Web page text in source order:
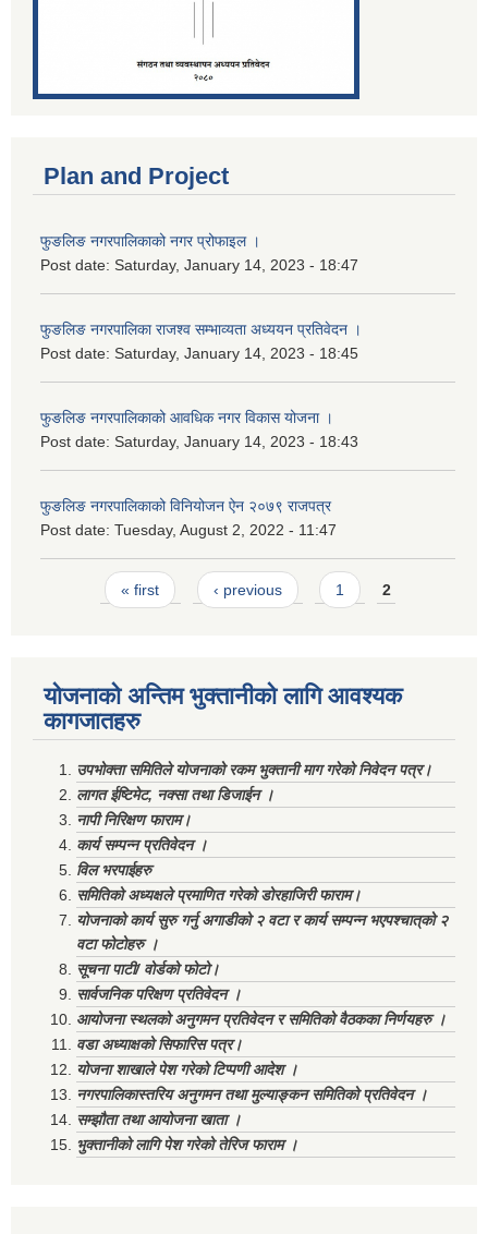
Plan and Project
फुङलिङ नगरपालिकाको नगर प्रोफाइल ।
Post date: Saturday, January 14, 2023 - 18:47
फुङलिङ नगरपालिका राजश्व सम्भाव्यता अध्ययन प्रतिवेदन ।
Post date: Saturday, January 14, 2023 - 18:45
फुङलिङ नगरपालिकाको आवधिक नगर विकास योजना ।
Post date: Saturday, January 14, 2023 - 18:43
फुङलिङ नगरपालिकाको विनियोजन ऐन २०७९ राजपत्र
Post date: Tuesday, August 2, 2022 - 11:47
Pages« first ‹ previous 1 2
योजनाको अन्तिम भुक्तानीको लागि आवश्यक
कागजातहरु
उपभोक्ता समितिले योजनाको रकम भुक्तानी माग गरेको निवेदन पत्र।
लागत ईष्टिमेट, नक्सा तथा डिजाईन ।
नापी निरिक्षण फाराम।
कार्य सम्पन्न प्रतिवेदन ।
विल भरपाईहरु
समितिको अध्यक्षले प्रमाणित गरेको डोरहाजिरी फाराम।
योजनाको कार्य सुरु गर्नु अगाडीको २ वटा र कार्य सम्पन्न भएपश्चात्‌को २
वटा फोटोहरु ।
सूचना पाटी/ वोर्डको फोटो।
सार्वजनिक परिक्षण प्रतिवेदन ।
आयोजना स्थलको अनुगमन प्रतिवेदन र समितिको वैठकका निर्णयहरु ।
वडा अध्याक्षको सिफारिस पत्र।
योजना शाखाले पेश गरेको टिप्पणी आदेश ।
नगरपालिकास्तरिय अनुगमन तथा मुल्याङ्कन समितिको प्रतिवेदन ।
सम्झौता तथा आयोजना खाता ।
भुक्तानीको लागि पेश गरेको तेरिज फाराम ।